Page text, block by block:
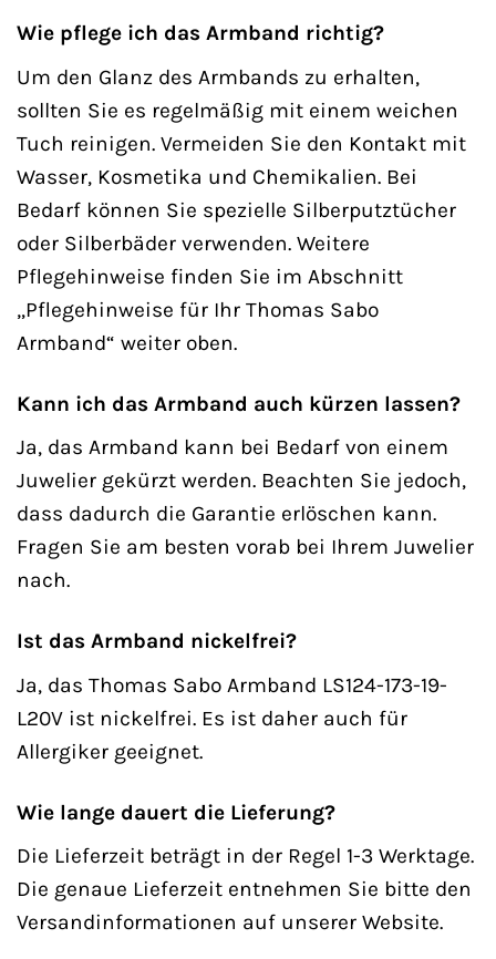
Wie pflege ich das Armband richtig?
Um den Glanz des Armbands zu erhalten,
sollten Sie es regelmäßig mit einem weichen
Tuch reinigen. Vermeiden Sie den Kontakt mit
Wasser, Kosmetika und Chemikalien. Bei
Bedarf können Sie spezielle Silberputztücher
oder Silberbäder verwenden. Weitere
Pflegehinweise finden Sie im Abschnitt
„Pflegehinweise für Ihr Thomas Sabo
Armband“ weiter oben.
Kann ich das Armband auch kürzen lassen?
Ja, das Armband kann bei Bedarf von einem
Juwelier gekürzt werden. Beachten Sie jedoch,
dass dadurch die Garantie erlöschen kann.
Fragen Sie am besten vorab bei Ihrem Juwelier
nach.
Ist das Armband nickelfrei?
Ja, das Thomas Sabo Armband LS124-173-19-
L20V ist nickelfrei. Es ist daher auch für
Allergiker geeignet.
Wie lange dauert die Lieferung?
Die Lieferzeit beträgt in der Regel 1-3 Werktage.
Die genaue Lieferzeit entnehmen Sie bitte den
Versandinformationen auf unserer Website.